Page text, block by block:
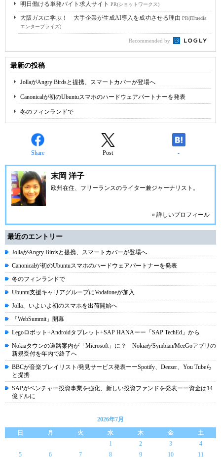
明日働ける単発バイト求人サイト PR(ショットワークス)
大阪ガスに学ぶ！ 大手企業が生成AI導入を成功させる理由 PR(ITmedia
エンタープライズ)
Recommended by
最新の投稿
JollaがAngry Birdsと提携、スマートカバーが登場へ
Canonicalが初のUbuntuスマホのハードウェアパートナーを発表
冬のフィンランドで
Share Post -
末岡 洋子
欧州在住、フリーランスのライター兼ジャーナリスト。
» 詳しいプロフィール
最近のエントリー
JollaがAngry Birdsと提携、スマートカバーが登場へ
Canonicalが初のUbuntuスマホのハードウェアパートナーを発表
冬のフィンランドで
Ubuntu支援キャリアグループにVodafoneが加入
Jolla、いよいよ初のスマホを出荷開始へ
「WebSummit」開幕
Legoロボット+Androidタブレット+SAP HANAーー「SAP TechEd」から
Nokiaタウンの道路案内が「Microsoft」に？ NokiaがSymbian/MeeGoアプリの
新規受付を年内で終了へ
BBCが音楽プレイリスト/発見サービス発表ーーSpotify、Deezer、You Tubeら
と提携
SAPがベンチャー投資事業を強化、新しい投資ファンドを発表ーー資金は14
億ドルに
2026年7月
日
月 火 水 木 金
土
1
2 3
4
5
6 7 8 9 10
11